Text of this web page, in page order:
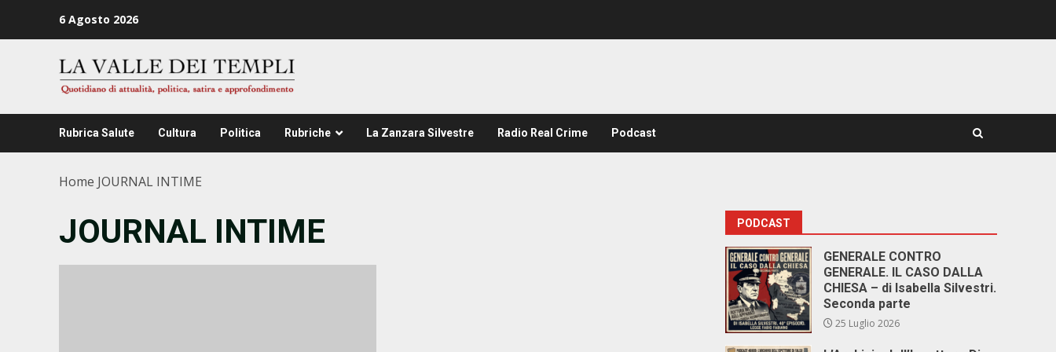
6 Agosto 2026
Rubrica Salute Cultura Politica Rubriche La Zanzara Silvestre Radio Real Crime Podcast
Home JOURNAL INTIME
JOURNAL INTIME PODCAST
GENERALE CONTRO
GENERALE. IL CASO DALLA
CHIESA – di Isabella Silvestri.
Seconda parte
25 Luglio 2026